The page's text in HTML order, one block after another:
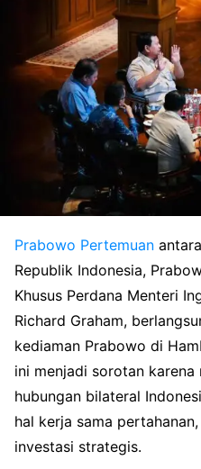
Prabowo Pertemuan
Republik Indonesia,
Khusus Perdana Menteri
Richard Graham,
kediaman Prabowo di
ini menjadi sorotan
hubungan bilateral
hal kerja sama
investasi strategis.